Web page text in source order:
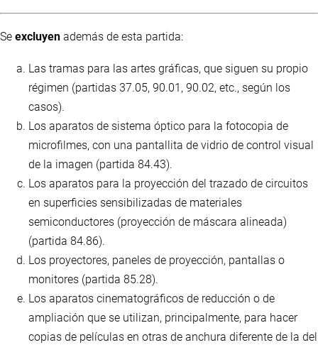
Se excluyen además de esta partida:
Las tramas para las artes gráficas, que siguen su propio
régimen (partidas 37.05, 90.01, 90.02, etc., según los
casos).
Los aparatos de sistema óptico para la fotocopia de
microfilmes, con una pantallita de vidrio de control visual
de la imagen (partida 84.43).
Los aparatos para la proyección del trazado de circuitos
en superficies sensibilizadas de materiales
semiconductores (proyección de máscara alineada)
(partida 84.86).
Los proyectores, paneles de proyección, pantallas o
monitores (partida 85.28).
Los aparatos cinematográficos de reducción o de
ampliación que se utilizan, principalmente, para hacer
copias de películas en otras de anchura diferente de la del